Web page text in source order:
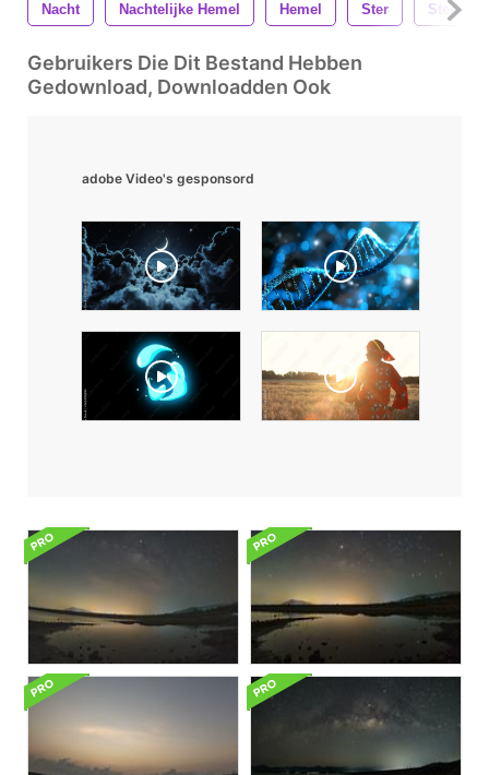
Nacht Nachtelijke Hemel Hemel Ster Sterren
Gebruikers Die Dit Bestand Hebben
Gedownload, Downloadden Ook
adobe Video's gesponsord